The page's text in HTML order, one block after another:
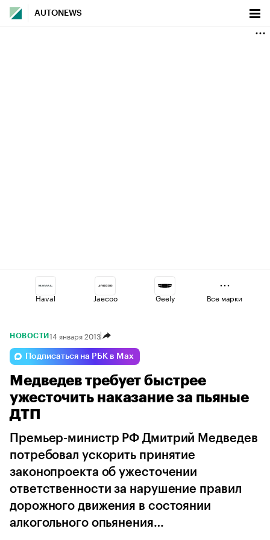
AUTONEWS
Haval Jaecoo Geely
Volga Changan
Lada Voyah Esteo
Все марки
НОВОСТИ 14 января 2013
Подписаться на РБК в Max
Медведев требует быстрее
ужесточить наказание за пьяные
ДТП
Премьер-министр РФ Дмитрий Медведев
потребовал ускорить принятие
законопроекта об ужесточении
ответственности за нарушение правил
дорожного движения в состоянии
алкогольного опьянения…